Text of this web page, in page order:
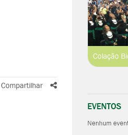
Compartilhar
EVENTOS
Nenhum